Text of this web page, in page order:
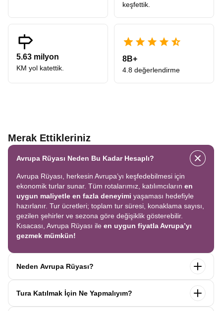
keşfettik.
5.63 milyon
KM yol katettik.
8B+
4.8 değerlendirme
Merak Ettikleriniz
Avrupa Rüyası Neden Bu Kadar Hesaplı?
Avrupa Rüyası, herkesin Avrupa’yı keşfedebilmesi için
ekonomik turlar sunar. Tüm rotalarımız, katılımcıların en
uygun maliyetle en fazla deneyimi yaşaması hedefiyle
hazırlanır. Tur ücretleri; toplam tur süresi, konaklama sayısı,
gezilen şehirler ve sezona göre değişiklik gösterebilir.
Kısacası, Avrupa Rüyası ile en uygun fiyatla Avrupa’yı
gezmek mümkün!
Neden Avrupa Rüyası?
tek seferde birçok
ülkeyikeşfedin! Ekstra tur ücreti yok, tüm geziler fiyata
Tura Katılmak İçin Ne Yapmalıyım?